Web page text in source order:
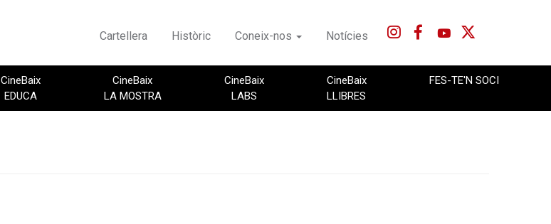
Cartellera Històric Coneix-nos Notícies
CineBaix
EDUCA
CineBaix
LA MOSTRA
CineBaix
LABS
CineBaix
LLIBRES
FES-TE'N SOCI